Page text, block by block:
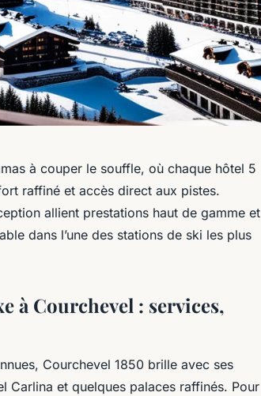
à couper le souffle, où chaque hôtel 5
raffiné et accès direct aux pistes.
allient prestations haut de gamme et
dans l’une des stations de ski les plus
à Courchevel : services,
Courchevel 1850 brille avec ses
Carlina et quelques palaces raffinés. Pour